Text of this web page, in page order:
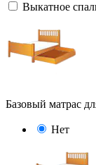
Выкатное
Базовый матрас
Нет